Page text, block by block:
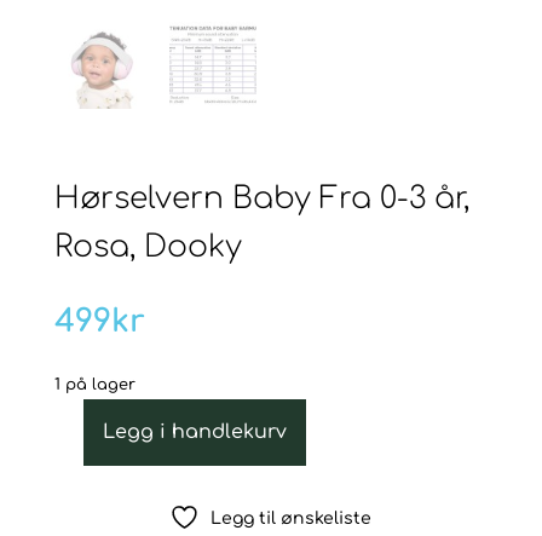
Hørselvern Baby Fra 0-3 år,
Rosa, Dooky
499kr
1 på lager
Hørselvern
Legg i handlekurv
Legg til ønskeliste